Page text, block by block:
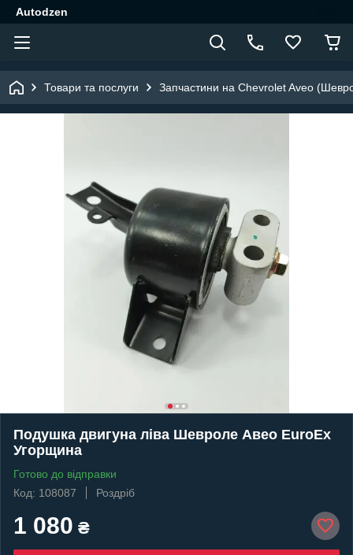
Autodzen
Товари та послуги Запчастини на Chevrolet Aveo
Подушка двигуна ліва Шевроле Авео EuroEx
Угорщина
Готово до відправки
Код: 108087
Роздріб
1 080 ₴